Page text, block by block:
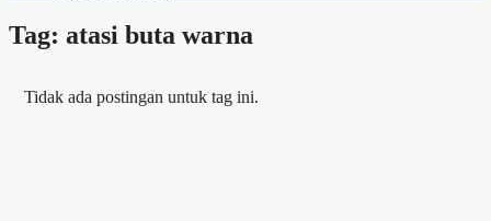
Tag: atasi buta warna
Tidak ada postingan untuk tag ini.